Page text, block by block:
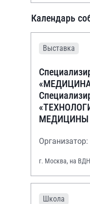
Календарь
Выставка
МЕДИЦИНЫ
г. Москва, на
Школа